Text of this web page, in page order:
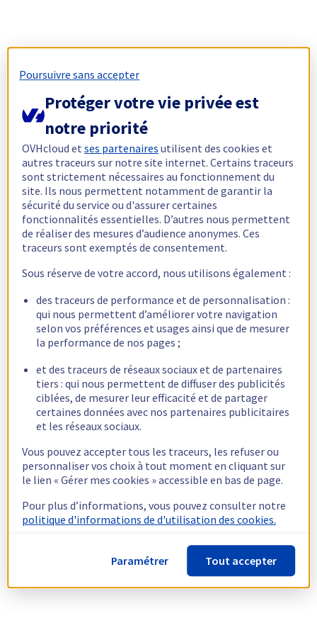
Poursuivre sans accepter
Protéger votre vie privée est
notre priorité
OVHcloud etses partenaires utilisent des cookies et
autres traceurs sur notre site internet. Certains traceurs
sont strictement nécessaires au fonctionnement du
site. Ils nous permettent notamment de garantir la
sécurité du service ou d'assurer certaines
fonctionnalités essentielles. D’autres nous permettent
de réaliser des mesures d’audience anonymes. Ces
traceurs sont exemptés de consentement.
Sous réserve de votre accord, nous utilisons également :
des traceurs de performance et de personnalisation :
qui nous permettent d’améliorer votre navigation
selon vos préférences et usages ainsi que de mesurer
la performance de nos pages ;
et des traceurs de réseaux sociaux et de partenaires
tiers : qui nous permettent de diffuser des publicités
ciblées, de mesurer leur efficacité et de partager
certaines données avec nos partenaires publicitaires
et les réseaux sociaux.
Vous pouvez accepter tous les traceurs, les refuser ou
personnaliser vos choix à tout moment en cliquant sur
le lien « Gérer mes cookies » accessible en bas de page.
Pour plus d’informations, vous pouvez consulter notre
politique d'informations de d'utilisation des cookies.
Paramétrer Tout accepter